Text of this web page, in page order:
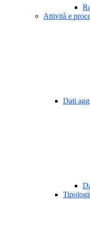
Attività e
Dati